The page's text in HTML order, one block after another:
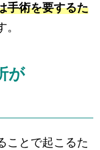
手術を要するた
。
が
ことで起こるた